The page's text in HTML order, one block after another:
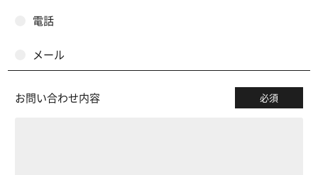
電話
メール
お問い合わせ内容 必須